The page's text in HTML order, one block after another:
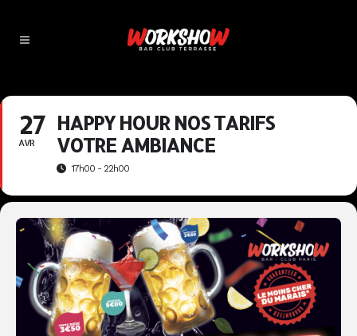
27
AVR
HAPPY HOUR NOS TARIFS
VOTRE AMBIANCE
17h00 - 22h00